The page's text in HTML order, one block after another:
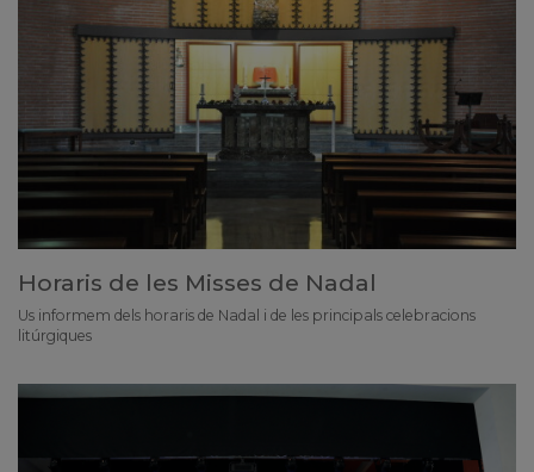
Horaris de les Misses de Nadal
Us informem dels horaris de Nadal i de les principals celebracions
litúrgiques